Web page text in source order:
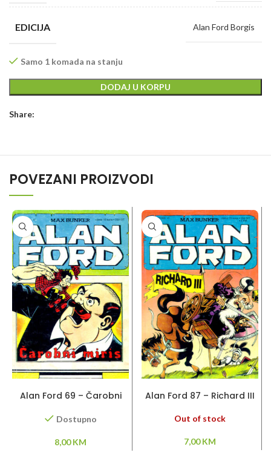
EDICIJA Alan Ford Borgis
Samo 1 komada na stanju
DODAJ U KORPU
Share:
POVEZANI PROIZVODI
Alan Ford 69 – Čarobni
Dostupno
8,00KM
Alan Ford 87 – Richard III
Out of stock
7,00KM